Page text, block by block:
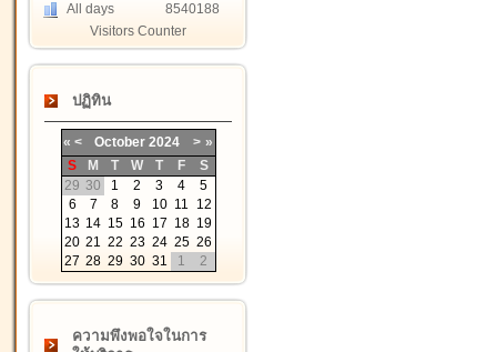
All days
8540188
Visitors Counter
ปฏิทิน
« < October 2024 > »
S
M T W T F
S
29 30 1 2 3 4
5
6
7 8 9 10 11
12
13 14 15 16 17 18 19
20 21 22 23 24 25 26
27 28 29 30 31 1 2
ความพึงพอใจในการ